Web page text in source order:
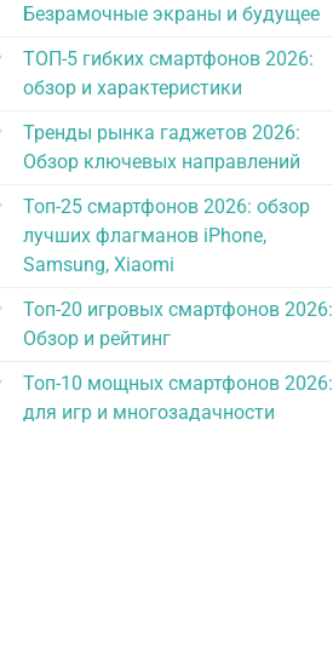
Безрамочные экраны и будущее
ТОП-5 гибких смартфонов 2026:
обзор и характеристики
Тренды рынка гаджетов 2026:
Обзор ключевых направлений
Топ-25 смартфонов 2026: обзор
лучших флагманов iPhone,
Samsung, Xiaomi
Топ-20 игровых смартфонов 2026:
Обзор и рейтинг
Топ-10 мощных смартфонов 2026:
для игр и многозадачности